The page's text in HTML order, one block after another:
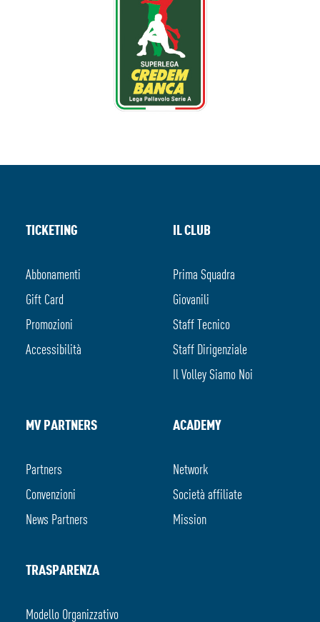
TICKETING
Abbonamenti
Gift Card
Promozioni
Accessibilità
IL CLUB
Prima Squadra
Giovanili
Staff Tecnico
Staff Dirigenziale
Il Volley Siamo Noi
MV PARTNERS
Partners
Convenzioni
News Partners
ACADEMY
Network
Società affiliate
Mission
TRASPARENZA
Modello Organizzativo